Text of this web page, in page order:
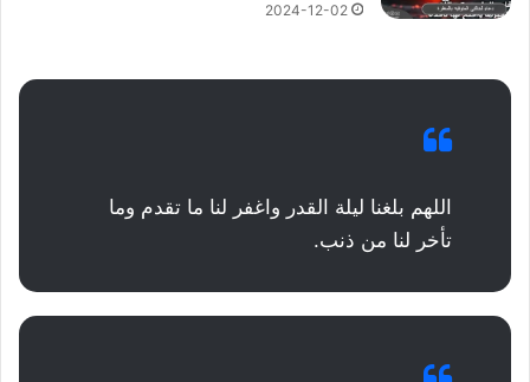
2024-12-02
اللهم بلغنا ليلة القدر واغفر لنا ما تقدم وما
تأخر لنا من ذنب.